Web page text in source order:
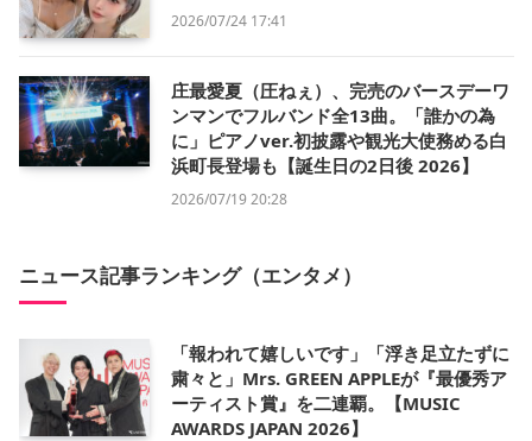
2026/07/24 17:41
庄最愛夏（圧ねぇ）、完売のバースデーワ
ンマンでフルバンド全13曲。「誰かの為
に」ピアノver.初披露や観光大使務める白
浜町長登場も【誕生日の2日後 2026】
2026/07/19 20:28
ニュース記事ランキング（エンタメ）
「報われて嬉しいです」「浮き足立たずに
粛々と」Mrs. GREEN APPLEが『最優秀ア
ーティスト賞』を二連覇。【MUSIC
AWARDS JAPAN 2026】